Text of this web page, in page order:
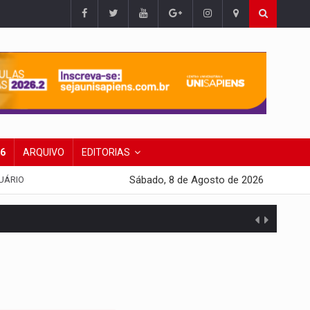
ARQUIVO EDITORIAS
Sábado, 8 de Agosto de 2026